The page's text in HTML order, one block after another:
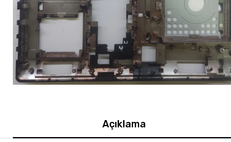
Açıklama